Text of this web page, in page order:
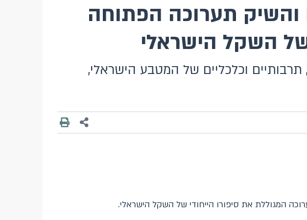
שנה להקמתו והשיק תערוכה הפתוחה
של השקל הישראלי
וכלכליים של המטבע הישראלי,